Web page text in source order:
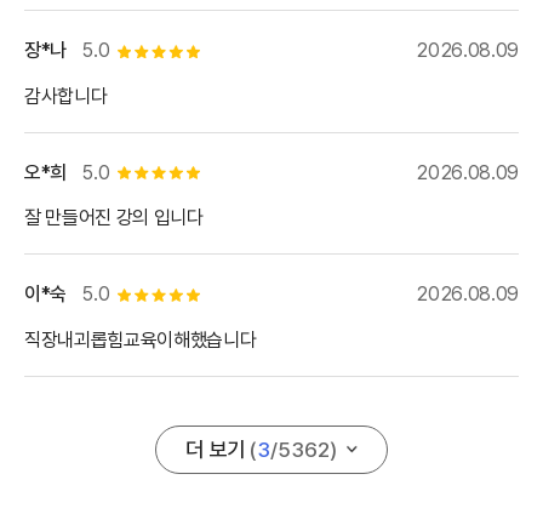
5.0 별점 5개
장*나
2026.08.09
감사합니다
5.0 별점 5개
오*희
2026.08.09
잘 만들어진 강의 입니다
5.0 별점 5개
이*숙
2026.08.09
직장내괴롭힘교육이해했습니다
더 보기 (3/5362)